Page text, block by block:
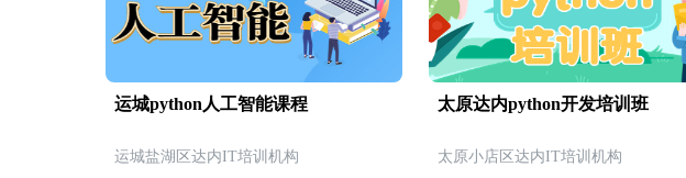
运城python人工智能课程
运城盐湖区达内IT培训机构
太原达内python开发培训班
太原小店区达内IT培训机构